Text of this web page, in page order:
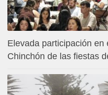
Elevada participación en
Chinchón de las fiestas